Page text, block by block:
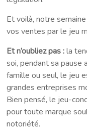
Et voilà, notre
vos ventes par le jeu
Et n’oubliez pas :la
soi, pendant sa pause
famille ou seul, le jeu
grandes entreprises
Bien pensé, le jeu-
pour toute marque
notoriété.